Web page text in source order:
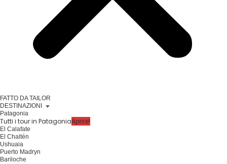
FATTO DA TAILOR
DESTINAZIONI
Patagonia
Tutti i tour in PatagoniaAprire!
El Calafate
El Chaltén
Ushuaia
Puerto Madryn
Bariloche